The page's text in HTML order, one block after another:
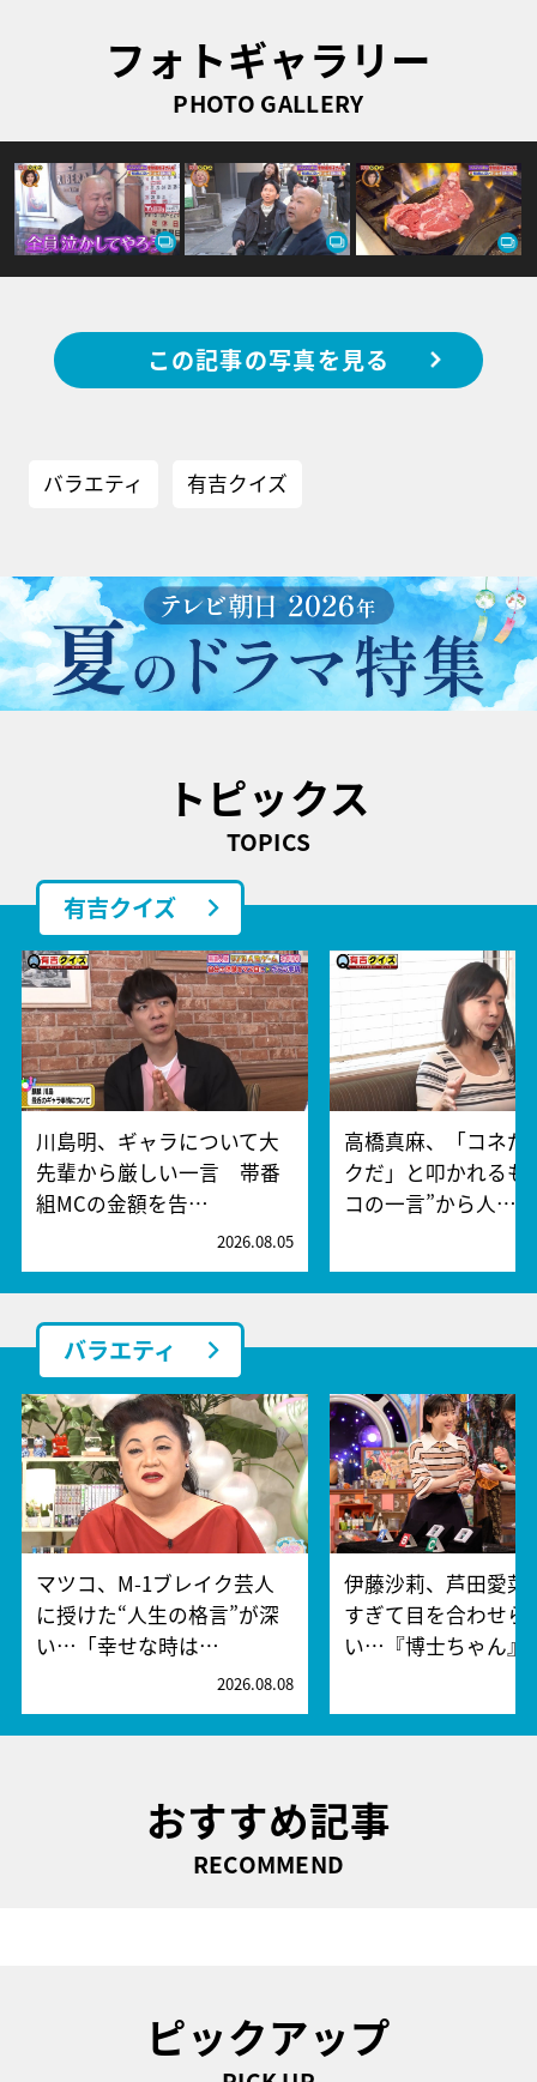
フォトギャラリー
PHOTO GALLERY
この記事の写真を見る
バラエティ 有吉クイズ
トピックス
TOPICS
有吉クイズ
川島明、ギャラについて大
先輩から厳しい一言 帯番
組MCの金額を告…
2026.08.05
高橋真麻、「コネだ
クだ」と叩かれる
コの一言”から人…
バラエティ
マツコ、M-1ブレイク芸人
に授けた“人生の格言”が深
い…「幸せな時は…
2026.08.08
伊藤沙莉、芦田愛菜
すぎて目を合わせら
い…『博士ちゃん
おすすめ記事
RECOMMEND
ピックアップ